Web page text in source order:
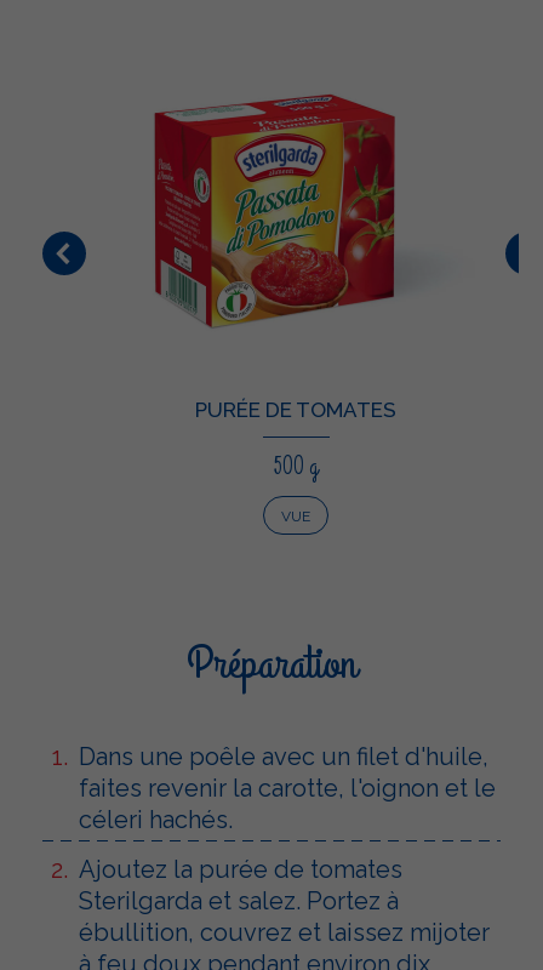
PURÉE DE TOMATES
500 g
VUE
Préparation
Dans une poêle avec un filet d'huile,
faites revenir la carotte, l'oignon et le
céleri hachés.
Ajoutez la purée de tomates
Sterilgarda et salez. Portez à
ébullition, couvrez et laissez mijoter
à feu doux pendant environ dix